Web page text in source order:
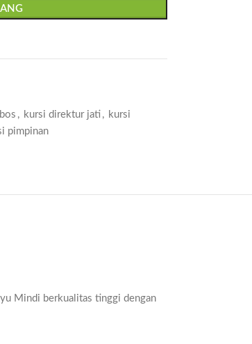
, kursi direktur jati , kursi
pimpinan
Mindi berkualitas tinggi dengan